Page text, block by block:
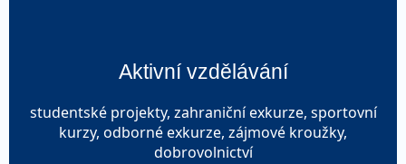
Aktivní vzdělávání
studentské projekty, zahraniční exkurze, sportovní
kurzy, odborné exkurze, zájmové kroužky,
dobrovolnictví